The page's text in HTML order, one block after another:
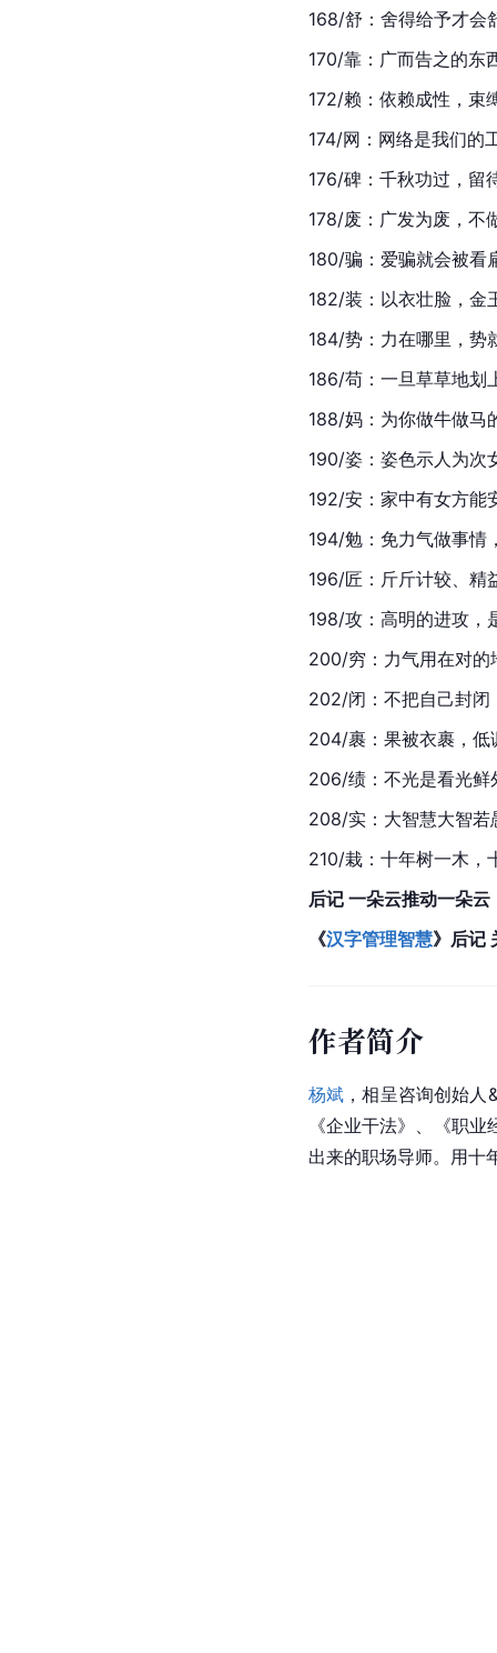
168/舒：舍得给予才会
170/靠：广而告之的东
172/赖：依赖成性，束
174/网：网络是我们的
176/碑：千秋功过，留
178/废：广发为废，不
180/骗：爱骗就会被看
182/装：以衣壮脸，金
184/势：力在哪里，势
186/苟：一旦草草地划
188/妈：为你做牛做马
190/姿：姿色示人为次
192/安：家中有女方能
194/勉：免力气做事情
196/匠：斤斤计较、精
198/攻：高明的进攻，
200/穷：力气用在对的
202/闭：不把自己封闭
204/裹：果被衣裹，低
206/绩：不光是看光鲜
208/实：大智慧大智若
210/栽：十年树一木，
后记 一朵云推动一朵云
《汉字管理智慧》后记
作者简介
杨斌 ，相呈咨询创始
《企业干法》、《职
出来的职场导师。用十